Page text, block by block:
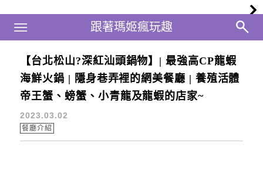
跟著瑪姬瘋玩趣
跟著瑪姬瘋玩趣
Main Menu
龍蝦火鍋推薦
【台北松山?深紅汕頭鍋物】| 最強高CP龍蝦
海鮮火鍋 | 隱身巷弄裡的網美餐廳 | 養殖活體
帝王蟹、螃蟹、小青龍及龍蝦的店家~
2023.03.02
餐廳介紹